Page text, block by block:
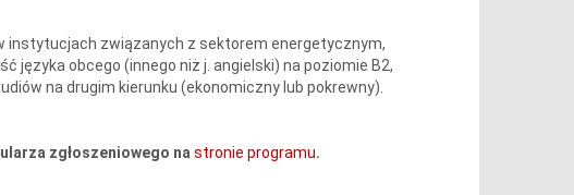
związanych z sektorem energetycznym,
obcego (innego niż j. angielski) na poziomie B2,
na drugim kierunku (ekonomiczny lub pokrewny).
zgłoszeniowego na stronie programu.